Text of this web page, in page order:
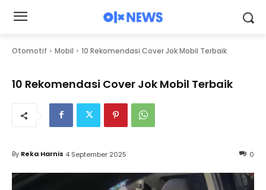
Otomotif Mobil 10 Rekomendasi Cover Jok Mobil Terbaik
10 Rekomendasi Cover Jok Mobil Terbaik
0
By Reka Harnis 4 September 2025